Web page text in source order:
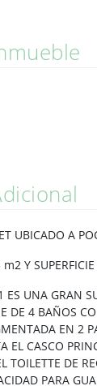
UBICADO A
Y
UNA GRAN
DE 4 BAÑOS
EN 2
EL CASCO
TOILETTE DE
PARA